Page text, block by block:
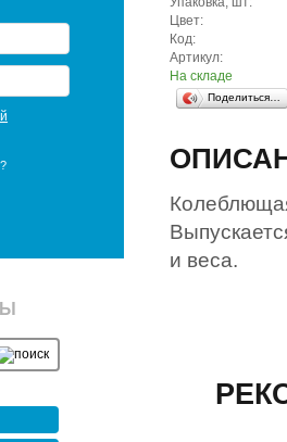
Цвет:
Код:
Артикул:
На складе
Поделиться…
и веса.